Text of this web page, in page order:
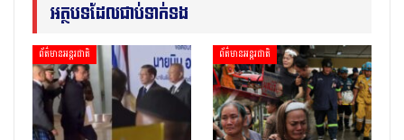
អត្ថបទដែលជាប់ទាក់ទង
ព័ត៌មានអន្តរជាតិ ព័ត៌មានអន្តរជាតិ